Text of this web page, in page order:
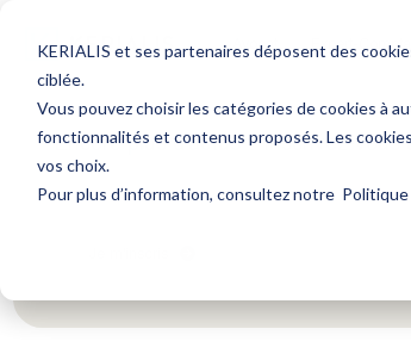
KERIALIS et ses partenaires déposent des
ciblée.
Vous pouvez choisir les catégories de cookies à
fonctionnalités et contenus proposés. Les
vos choix.
Pour plus d’information, consultez notre
Avocat Expert-
Encore plus d'actus ? Inscrivez-